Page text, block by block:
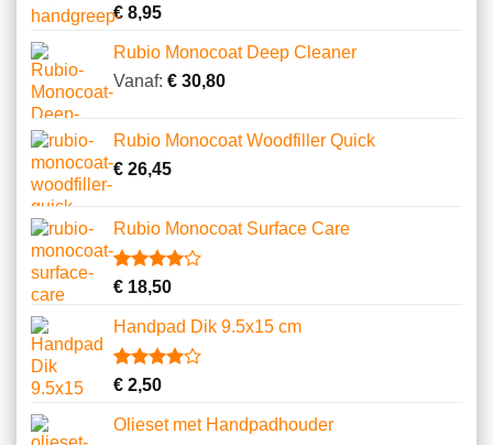
Gewaardeerd
4.00
5
gebaseerd
op
1
klantbeoordeling
€8,95
Rubio Monocoat Deep Cleaner
Vanaf: €30,80
Rubio Monocoat Woodfiller Quick
€26,45
Rubio Monocoat Surface Care
Gewaardeerd
5
gebaseerd
op
2
€18,50
Handpad Dik 9.5x15 cm
Gewaardeerd
5
gebaseerd
3
€2,50
Olieset met Handpadhouder